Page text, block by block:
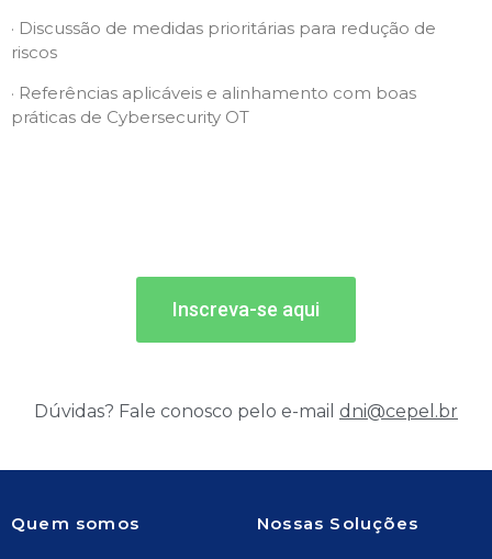
· Discussão de medidas prioritárias para redução de
riscos
· Referências aplicáveis e alinhamento com boas
práticas de Cybersecurity OT
Inscreva-se aqui
Dúvidas? Fale conosco pelo e-mail dni@cepel.br
Quem somos Nossas Soluções